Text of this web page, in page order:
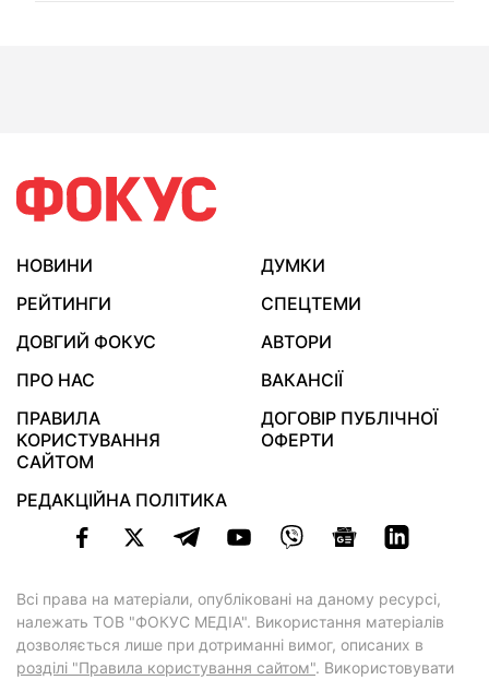
НОВИНИ
ДУМКИ
РЕЙТИНГИ
СПЕЦТЕМИ
ДОВГИЙ ФОКУС
АВТОРИ
ПРО НАС
ВАКАНСІЇ
ПРАВИЛА
КОРИСТУВАННЯ
САЙТОМ
ДОГОВІР ПУБЛІЧНОЇ
ОФЕРТИ
РЕДАКЦІЙНА ПОЛІТИКА
Всі права на матеріали, опубліковані на даному ресурсі,
належать ТОВ "ФОКУС МЕДІА". Використання матеріалів
дозволяється лише при дотриманні вимог, описаних в
розділі "Правила користування сайтом". Використовувати